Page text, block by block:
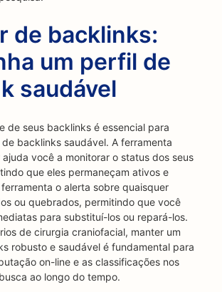
de backlinks:
um perfil de
saudável
de seus backlinks é essencial para
backlinks saudável. A ferramenta
você a monitorar o status dos seus
que eles permaneçam ativos e
o alerta sobre quaisquer
ou quebrados, permitindo que você
para substituí-los ou repará-los.
de cirurgia craniofacial, manter um
robusto e saudável é fundamental para
on-line e as classificações nos
ao longo do tempo.